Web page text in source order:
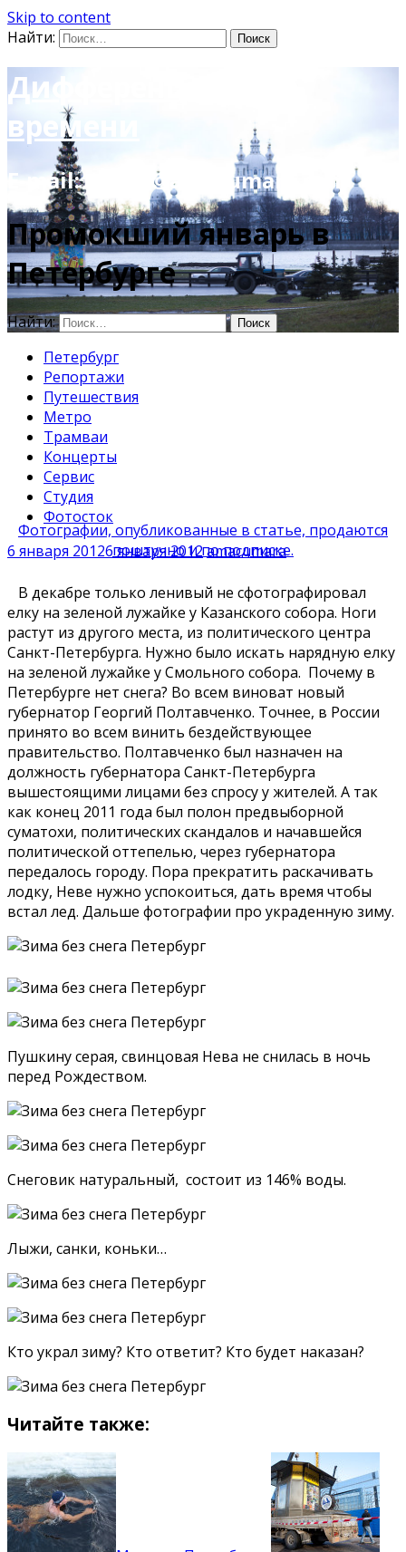
Skip to content
Найти:
Дифференцируя по
времени
E-mail: photo@amacumara.com
Промокший январь в
Петербурге
Найти:
Петербург
Репортажи
Путешествия
Метро
Трамваи
Концерты
Сервис
Студия
Фотосток
6 января 20126 января 2012amacumara
Фотографии, опубликованные в статье, продаются
поштучно и по подписке.
В декабре только ленивый не сфотографировал
елку на зеленой лужайке у Казанского собора. Ноги
растут из другого места, из политического центра
Санкт-Петербурга. Нужно было искать нарядную елку
на зеленой лужайке у Смольного собора. Почему в
Петербурге нет снега? Во всем виноват новый
губернатор Георгий Полтавченко. Точнее, в России
принято во всем винить бездействующее
правительство. Полтавченко был назначен на
должность губернатора Санкт-Петербурга
вышестоящими лицами без спросу у жителей. А так
как конец 2011 года был полон предвыборной
суматохи, политических скандалов и начавшейся
политической оттепелью, через губернатора
передалось городу. Пора прекратить раскачивать
лодку, Неве нужно успокоиться, дать время чтобы
встал лед. Дальше фотографии про украденную зиму.
Пушкину серая, свинцовая Нева не снилась в ночь
перед Рождеством.
Снеговик натуральный, состоит из 146% воды.
Лыжи, санки, коньки…
Кто украл зиму? Кто ответит? Кто будет наказан?
Читайте также: